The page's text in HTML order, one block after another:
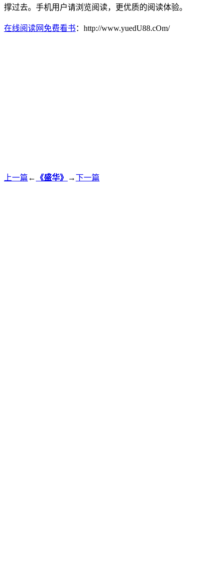
撑过去。手机用户请浏览阅读，更优质的阅读体验。
在线阅读网免费看书 ：http://www.yuedU88.cOm/
上一篇 ← 《盛华》 →下一篇